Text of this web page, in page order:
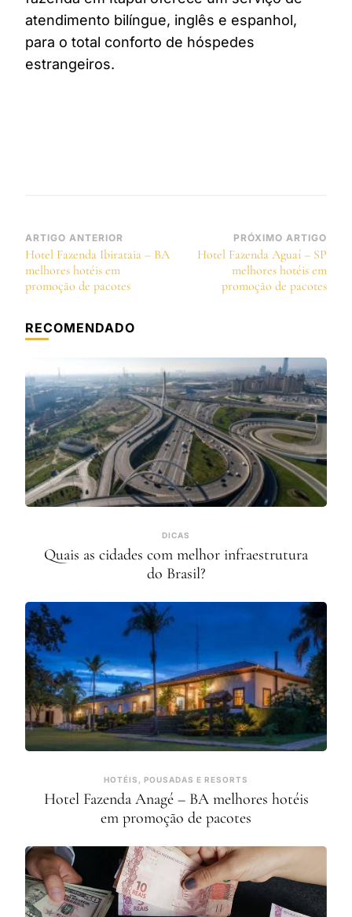
atendimento bilíngue, inglês e espanhol,
para o total conforto de hóspedes
estrangeiros.
Navegação
de
post
ARTIGO ANTERIOR
Hotel Fazenda Ibirataia – BA
melhores hotéis em
promoção de pacotes
PRÓXIMO ARTIGO
Hotel Fazenda Aguaí – SP
melhores hotéis em
promoção de pacotes
RECOMENDADO
DICAS
Quais as cidades com melhor infraestrutura
do Brasil?
HOTÉIS, POUSADAS E RESORTS
Hotel Fazenda Anagé – BA melhores hotéis
em promoção de pacotes